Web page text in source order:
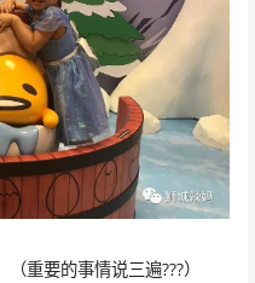
（重要的事情说三遍???）